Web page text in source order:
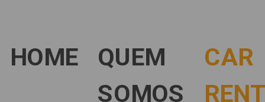
HOME QUEM
SOMOS
CAR